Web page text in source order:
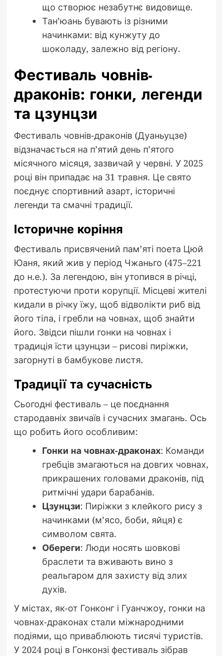
що створює незабутнє видовище.
Тан’юань бувають із різними
начинками: від кунжуту до
шоколаду, залежно від регіону.
Фестиваль човнів-
драконів: гонки, легенди
та цзунцзи
Фестиваль човнів-драконів (Дуаньуцзе)
відзначається на п’ятий день п’ятого
місячного місяця, зазвичай у червні. У 2025
році він припадає на 31 травня. Це свято
поєднує спортивний азарт, історичні
легенди та смачні традиції.
Історичне коріння
Фестиваль присвячений пам’яті поета Цюй
Юаня, який жив у період Чжаньго (475–221
до н.е.). За легендою, він утопився в річці,
протестуючи проти корупції. Місцеві жителі
кидали в річку їжу, щоб відволікти риб від
його тіла, і гребли на човнах, щоб знайти
його. Звідси пішли гонки на човнах і
традиція їсти цзунцзи – рисові пиріжки,
загорнуті в бамбукове листя.
Традиції та сучасність
Сьогодні фестиваль – це поєднання
стародавніх звичаїв і сучасних змагань. Ось
що робить його особливим:
Гонки на човнах-драконах: Команди
гребців змагаються на довгих човнах,
прикрашених головами драконів, під
ритмічні удари барабанів.
Цзунцзи: Пиріжки з клейкого рису з
начинками (м’ясо, боби, яйця) є
символом свята.
Обереги: Люди носять шовкові
браслети та вживають вино з
реальгаром для захисту від злих
духів.
У містах, як-от Гонконг і Гуанчжоу, гонки на
човнах-драконах стали міжнародними
подіями, що приваблюють тисячі туристів.
У 2024 році в Гонконзі фестиваль зібрав